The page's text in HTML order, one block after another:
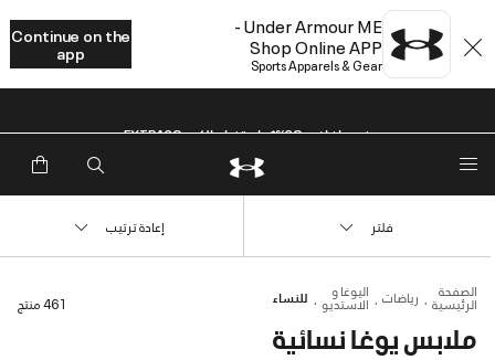
Under Armour ME -
Shop Online APP
Sports Apparels & Gear
Continue on the
app
الصفحة
الرئيسية رياضات اليوغا و
الاستديو للنساء
ملابس يوغا نسائية
461 منتج
فلتر إعادة ترتيب